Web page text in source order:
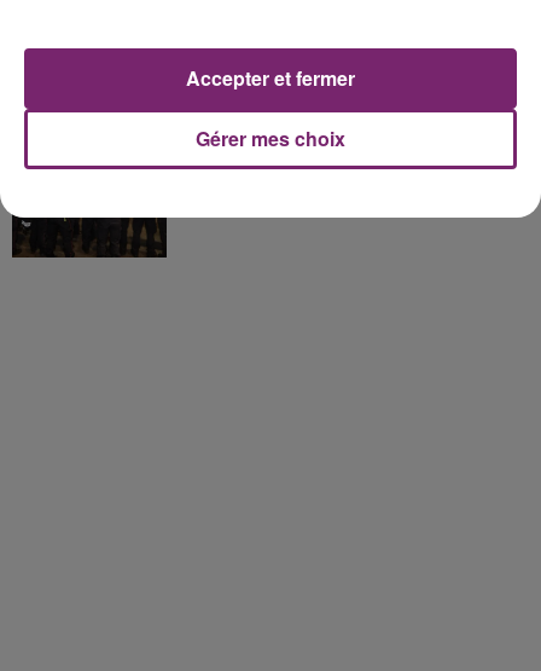
158 pompiers de la région sont
partis hier soir pour la Gironde
Gérer mes choix
Accepter et fermer